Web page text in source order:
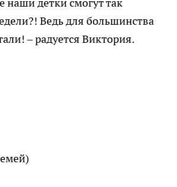
наши детки смогут так
Ведь для большинства
– радуется Виктория.